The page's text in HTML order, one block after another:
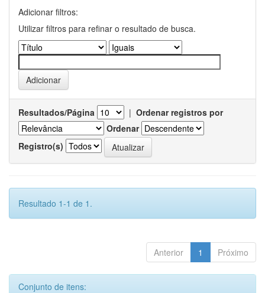
Adicionar filtros:
Utilizar filtros para refinar o resultado de busca.
Resultados/Página | Ordenar registros por
Ordenar
Registro(s)
Resultado 1-1 de 1.
Anterior 1 Próximo
Conjunto de itens: